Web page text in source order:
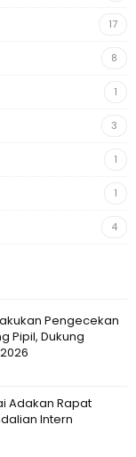
17
8
1
3
1
1
4
Pengecekan
Pipil, Dukung
Adakan Rapat
Intern